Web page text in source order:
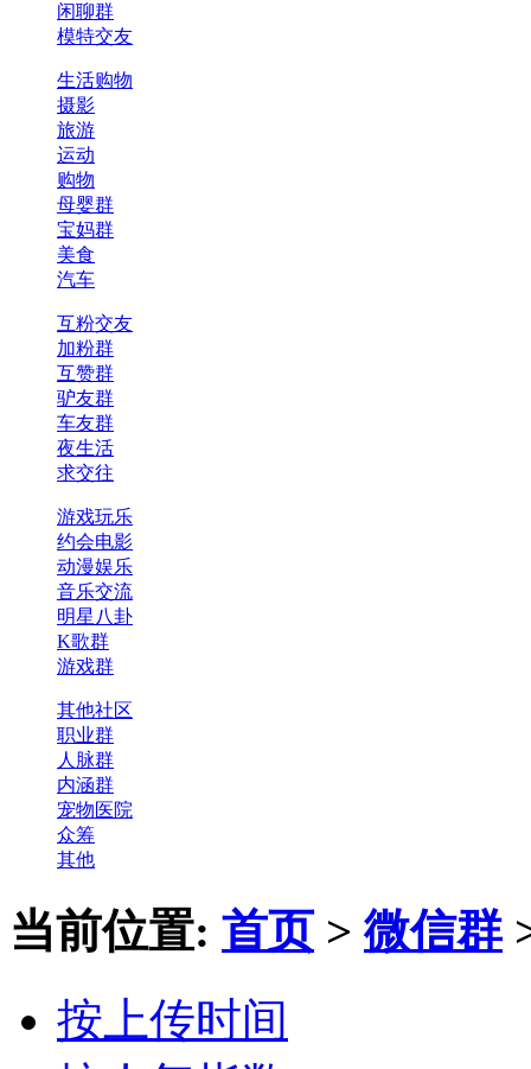
闲聊群
模特交友
生活购物
摄影
旅游
运动
购物
母婴群
宝妈群
美食
汽车
互粉交友
加粉群
互赞群
驴友群
车友群
夜生活
求交往
游戏玩乐
约会电影
动漫娱乐
音乐交流
明星八卦
K歌群
游戏群
其他社区
职业群
人脉群
内涵群
宠物医院
众筹
其他
当前位置: 首页 >微信群
按上传时间